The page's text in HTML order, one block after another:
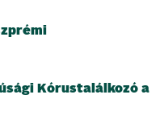
Kórustalálkozó a